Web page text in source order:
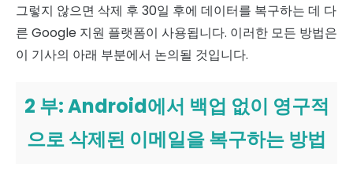
그렇지 않으면 삭제 후 30일 후에 데이터를 복구하는 데 다
른 Google 지원 플랫폼이 사용됩니다. 이러한 모든 방법은
이 기사의 아래 부분에서 논의될 것입니다.
2 부: Android에서 백업 없이 영구적
으로 삭제된 이메일을 복구하는 방법